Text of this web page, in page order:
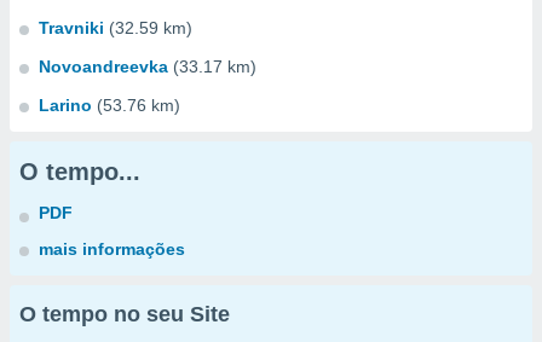
Travniki (32.59 km)
Novoandreevka (33.17 km)
Larino (53.76 km)
O tempo...
PDF
mais informações
O tempo no seu Site